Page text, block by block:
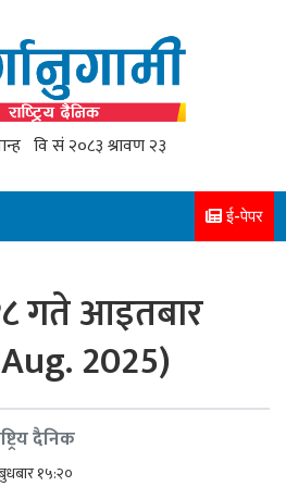
ई-पेपर
गते आइतबार
2025)
दैनिक
१५:२०